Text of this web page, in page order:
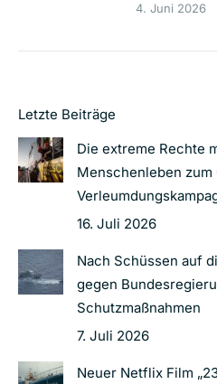
4. Juni 2026
Letzte Beiträge
Die extreme Rechte
Menschenleben
16. Juli 2026
Nach Schüssen auf
gegen
Schutzmaßnahmen
7. Juli 2026
Neuer Netflix Film